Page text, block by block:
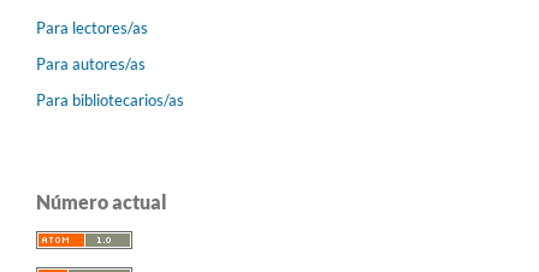
Para lectores/as
Para autores/as
Para bibliotecarios/as
Número actual